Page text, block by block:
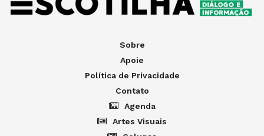
Sobre
Apoie
Política de Privacidade
Contato
Agenda
Artes Visuais